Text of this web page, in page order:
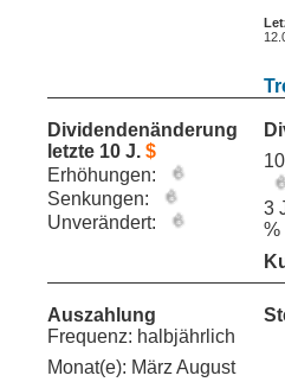
Dividendenänderung
letzte 10 J. $
Erhöhungen:
Senkungen:
Unverändert:
3
%
Auszahlung
Frequenz: halbjährlich
Monat(e): März August